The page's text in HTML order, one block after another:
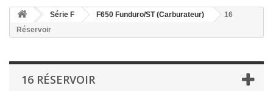
>Série F >F650 Funduro/ST (Carburateur)
16
Réservoir
16 RÉSERVOIR